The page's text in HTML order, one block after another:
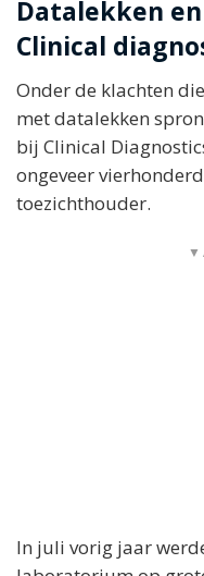
Datalekken
Clinical
Onder de klachten
met datalekken
bij Clinical
ongeveer
toezichthouder.
▼
In juli vorig jaar